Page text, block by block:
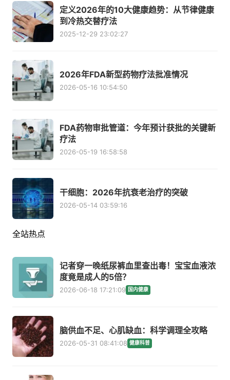
定义2026年的10大健康趋势：从节律健康
到冷热交替疗法
2025-12-29 23:02:27
2026年FDA新型药物疗法批准情况
2026-05-16 10:54:50
FDA药物审批管道：今年预计获批的关键新
疗法
2026-05-19 16:58:58
干细胞：2026年抗衰老治疗的突破
2026-05-14 03:59:16
全站热点
记者穿一晚纸尿裤血里查出毒！宝宝血液浓
度竟是成人的5倍？
2026-06-18 17:21:09 国内健康
脑供血不足、心肌缺血：科学调理全攻略
2026-05-31 08:41:08 健康科普